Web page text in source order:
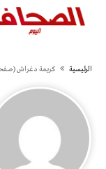
‫الرئيسية‬ كريمة‭ ‬دغراش (‫صفحة‬ 4)